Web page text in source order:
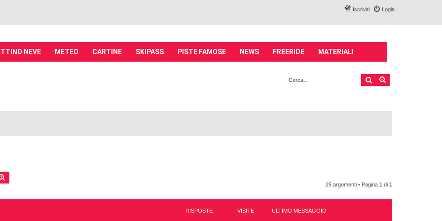
Login
Iscriviti
NEVE METEO CARTINE SKIPASS PISTE FAMOSE NEWS FREERIDE MATERIALI
Cerca
25 argomenti • Pagina 1 di 1
RISPOSTE VISITE ULTIMO MESSAGGIO